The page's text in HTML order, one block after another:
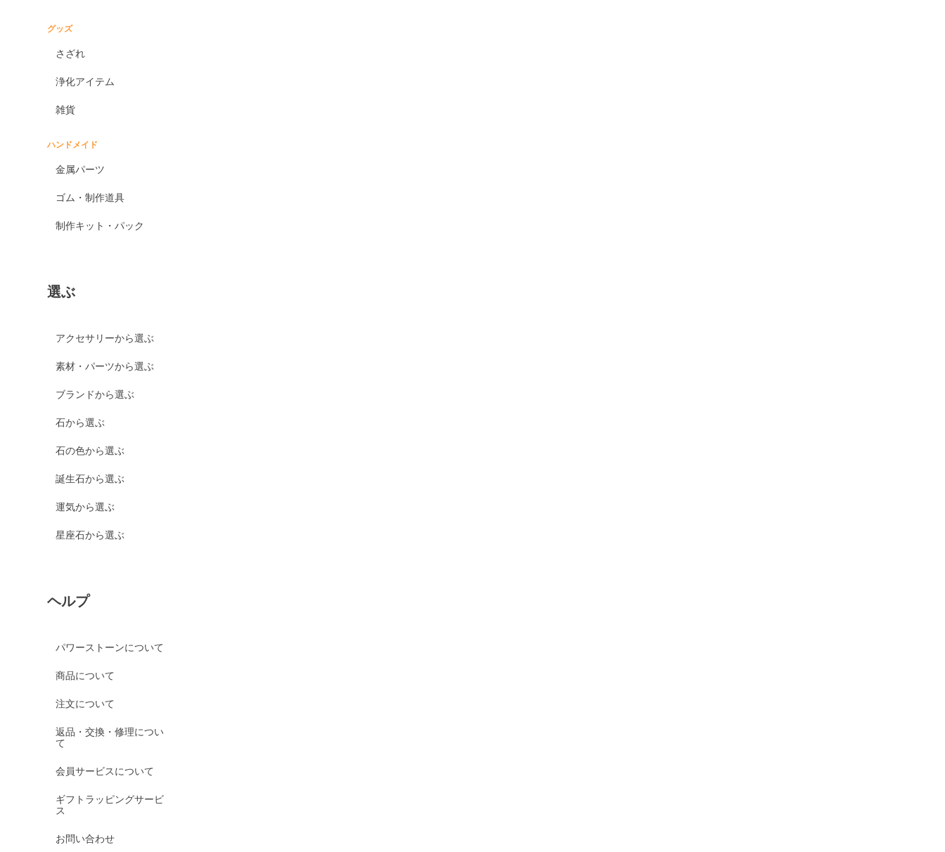
グッズ
さざれ
浄化アイテム
雑貨
ハンドメイド
金属パーツ
ゴム・制作道具
制作キット・パック
選ぶ
アクセサリーから選ぶ
素材・パーツから選ぶ
ブランドから選ぶ
石から選ぶ
石の色から選ぶ
誕生石から選ぶ
運気から選ぶ
星座石から選ぶ
ヘルプ
パワーストーンについて
商品について
注文について
返品・交換・修理につい
て
会員サービスについて
ギフトラッピングサービ
ス
お問い合わせ